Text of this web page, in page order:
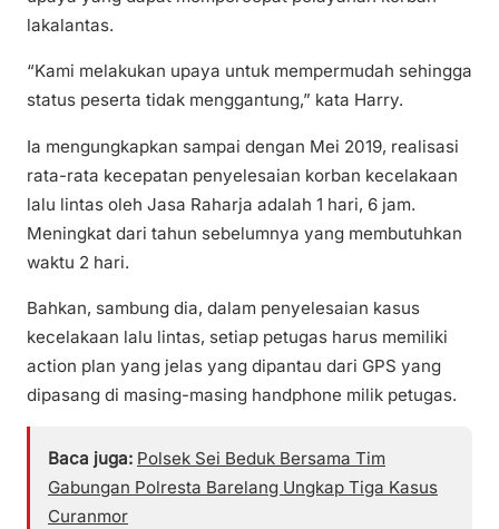
lakalantas.
“Kami melakukan upaya untuk mempermudah sehingga
status peserta tidak menggantung,” kata Harry.
Ia mengungkapkan sampai dengan Mei 2019, realisasi
rata-rata kecepatan penyelesaian korban kecelakaan
lalu lintas oleh Jasa Raharja adalah 1 hari, 6 jam.
Meningkat dari tahun sebelumnya yang membutuhkan
waktu 2 hari.
Bahkan, sambung dia, dalam penyelesaian kasus
kecelakaan lalu lintas, setiap petugas harus memiliki
action plan yang jelas yang dipantau dari GPS yang
dipasang di masing-masing handphone milik petugas.
Baca juga: Polsek Sei Beduk Bersama Tim
Gabungan Polresta Barelang Ungkap Tiga Kasus
Curanmor